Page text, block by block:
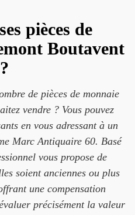
pièces de
Boutavent
?
de pièces de monnaie
vendre ? Vous pouvez
en vous adressant à un
Marc Antiquaire 60. Basé
vous propose de
soient anciennes ou plus
une compensation
précisément la valeur